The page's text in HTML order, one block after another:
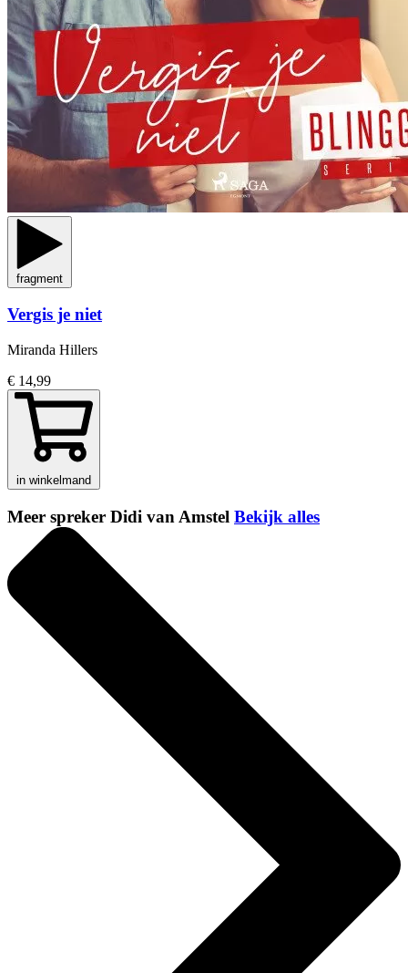
fragment
Vergis je niet
Miranda Hillers
€ 14,99
in winkelmand
Meer spreker Didi van Amstel Bekijk alles